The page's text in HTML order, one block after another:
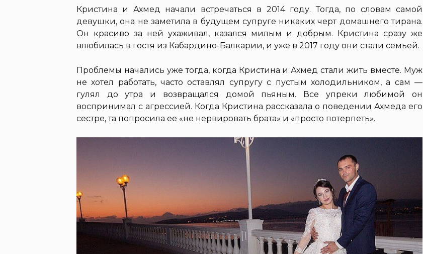
Кристина и Ахмед начали встречаться в 2014 году. Тогда, по словам самой
девушки, она не заметила в будущем супруге никаких черт домашнего тирана.
Он красиво за ней ухаживал, казался милым и добрым. Кристина сразу же
влюбилась в гостя из Кабардино-Балкарии, и уже в 2017 году они стали семьей.
Проблемы начались уже тогда, когда Кристина и Ахмед стали жить вместе. Муж
не хотел работать, часто оставлял супругу с пустым холодильником, а сам —
гулял до утра и возвращался домой пьяным. Все упреки любимой он
воспринимал с агрессией. Когда Кристина рассказала о поведении Ахмеда его
сестре, та попросила ее «не нервировать брата» и «просто потерпеть».